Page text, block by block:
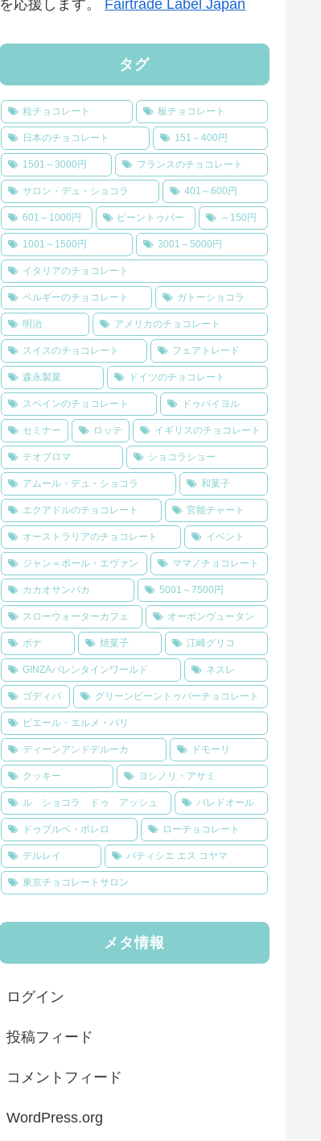
を応援します。 Fairtrade Label Japan
タグ
粒チョコレート 板チョコレート
日本のチョコレート 151～400円
1501～3000円 フランスのチョコレート
サロン・デュ・ショコラ 401～600円
601～1000円 ビーントゥバー ～150円
1001～1500円 3001～5000円
イタリアのチョコレート
ベルギーのチョコレート ガトーショコラ
明治 アメリカのチョコレート
スイスのチョコレート フェアトレード
森永製菓 ドイツのチョコレート
スペインのチョコレート ドゥバイヨル
セミナー ロッテ イギリスのチョコレート
テオブロマ ショコラショー
アムール・デュ・ショコラ 和菓子
エクアドルのチョコレート 官能チャート
オーストラリアのチョコレート イベント
ジャン＝ポール・エヴァン ママノチョコレート
カカオサンパカ 5001～7500円
スローウォーターカフェ オーボンヴュータン
ボナ 焼菓子 江崎グリコ
GINZAバレンタインワールド ネスレ
ゴディバ グリーンビーントゥバーチョコレート
ピエール・エルメ・パリ
ディーンアンドデルーカ ドモーリ
クッキー ヨシノリ・アサミ
ル ショコラ ドゥ アッシュ パレドオール
ドゥブルベ・ボレロ ローチョコレート
デルレイ パティシエ エス コヤマ
東京チョコレートサロン
メタ情報
ログイン
投稿フィード
コメントフィード
WordPress.org